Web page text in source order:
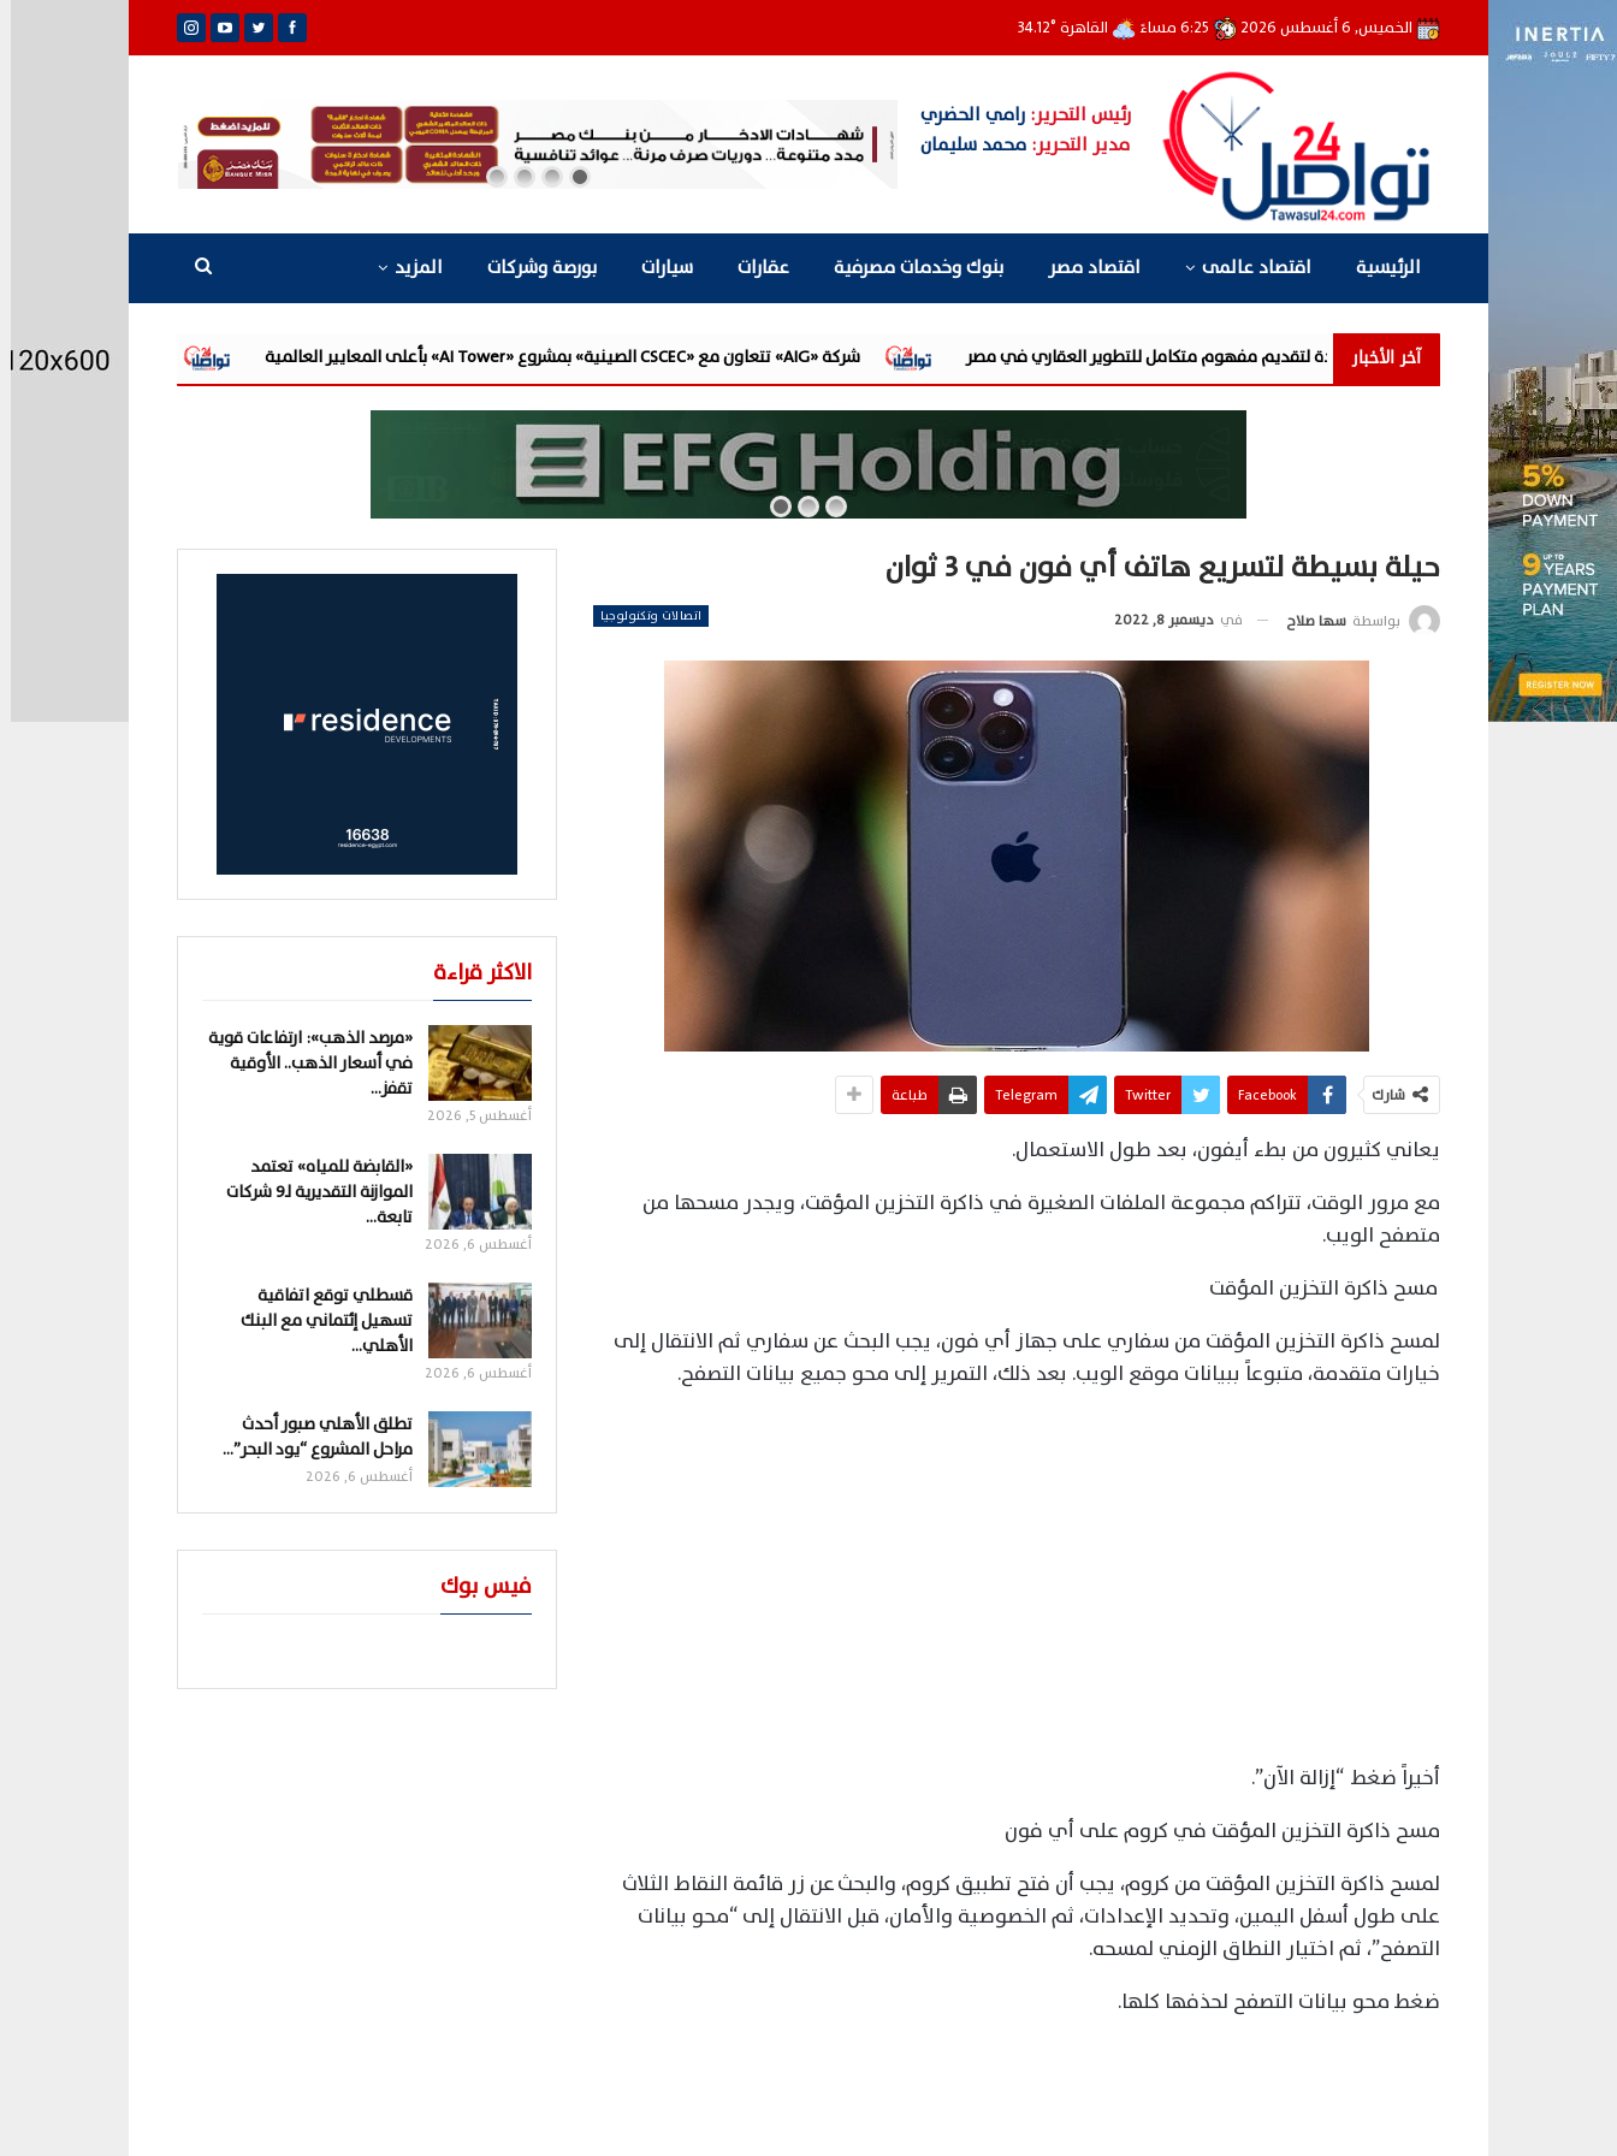
الخميس, 6 أغسطس 2026 القاهرة°
34.12
رئيس التحرير:رامي الحضري
مدير التحرير: محمد سليمان
الرئيسية اقتصاد عالمى اقتصاد مصر بنوك وخدمات مصرفية عقارات سيارات بورصة وشركات المزيد
آخر الأخبار شركة «AIG» تتعاون مع «CSCEC الصينية» بمشروع «AI Tower» بأعلى المعايير العالمية «القابضة للمياه» تعتمد الموازنة التقديرية لـ9 شركات تابعة للعام المالي 2026/2027
حيلة بسيطة لتسريع هاتف أي فون في 3 ثوان
اتصالات وتكنولوجيا بواسطة سها صلاح في ديسمبر 8, 2022
شارك Facebook
Twitter
Telegram طباعة
يعاني كثيرون من بطء أيفون، بعد طول الاستعمال.
مع مرور الوقت، تتراكم مجموعة الملفات الصغيرة في ذاكرة التخزين المؤقت، ويجدر مسحها من
متصفح الويب.
مسح ذاكرة التخزين المؤقت
لمسح ذاكرة التخزين المؤقت من سفاري على جهاز أي فون، يجب البحث عن سفاري ثم الانتقال إلى
خيارات متقدمة، متبوعاً ببيانات موقع الويب. بعد ذلك، التمرير إلى محو جميع بيانات التصفح.
أخيراً ضغط “إزالة الآن”.
مسح ذاكرة التخزين المؤقت في كروم على أي فون
لمسح ذاكرة التخزين المؤقت من كروم، يجب أن فتح تطبيق كروم، والبحث عن زر قائمة النقاط الثلاث
على طول أسفل اليمين، وتحديد الإعدادات، ثم الخصوصية والأمان، قبل الانتقال إلى “محو بيانات
التصفح”، ثم اختيار النطاق الزمني لمسحه.
ضغط محو بيانات التصفح لحذفها كلها.
الاكثر قراءة
«مرصد الذهب»: ارتفاعات قوية
في أسعار الذهب.. الأوقية
تقفز…
أغسطس 5, 2026
«القابضة للمياه» تعتمد
الموازنة التقديرية لـ9 شركات
تابعة…
أغسطس 6, 2026
قسطلي توقع اتفاقية
تسهيل إئتماني مع البنك
الأهلي…
أغسطس 6, 2026
تطلق الأهلي صبور أحدث
مراحل المشروع “يود البحر”…
أغسطس 6, 2026
فيس بوك